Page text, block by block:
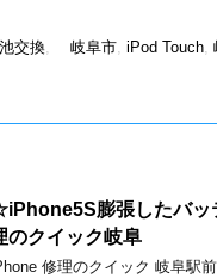
交換, 岐阜市, iPod Touch,
膨張したバッ
のクイック岐阜
修理のクイック 岐阜駅